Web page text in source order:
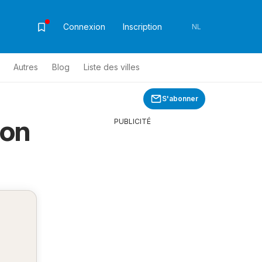
Connexion Inscription NL
Autres Blog Liste des villes
S'abonner
PUBLICITÉ